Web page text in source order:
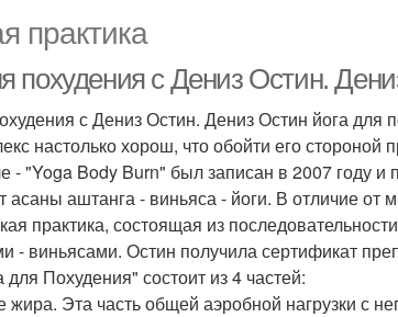
практика
похудения с Дениз Остин.
с Дениз Остин. Дениз Остин йога для
настолько хорош, что обойти его
- "Yoga Body Burn" был записан в 2007 году
асаны аштанга - виньяса - йоги. В отличие от
практика, состоящая из
- виньясами. Остин получила сертификат
для Похудения" состоит из 4 частей:
жира. Эта часть общей аэробной нагрузки с